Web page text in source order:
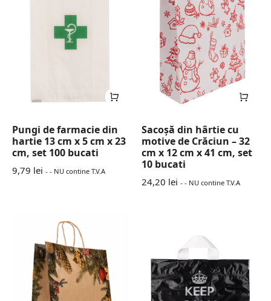
Pungi de farmacie din
hartie 13 cm x 5 cm x 23
cm, set 100 bucati
9,79 lei - - NU contine T.V.A
Sacoșă din hârtie cu
motive de Crăciun – 32
cm x 12 cm x 41 cm, set
10 bucati
24,20 lei - - NU contine T.V.A